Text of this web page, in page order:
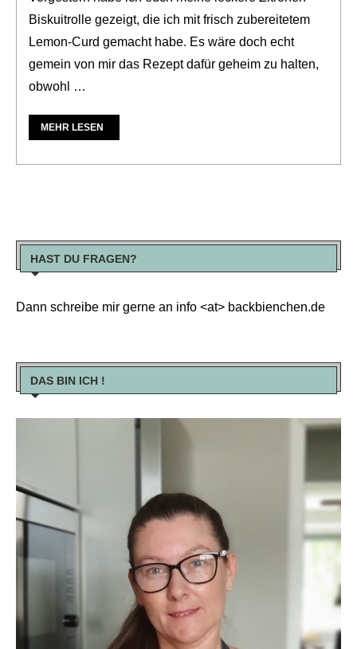
Biskuitrolle gezeigt, die ich mit frisch zubereitetem
Lemon-Curd gemacht habe. Es wäre doch echt
gemein von mir das Rezept dafür geheim zu halten,
obwohl …
MEHR LESEN
HAST DU FRAGEN?
Dann schreibe mir gerne an info <at> backbienchen.de
DAS BIN ICH !